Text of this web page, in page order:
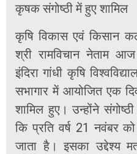
कृषक संगोष्ठी में हुए शामिल
कृषि विकास एवं किसान
श्री रामविचान नेताम
इंदिरा गांधी कृषि
सभागार में आयोजित एक
शामिल हुए। उन्होंने
कि प्रति वर्ष 21 नवंबर को
जाता है। इसका उद्देश्य